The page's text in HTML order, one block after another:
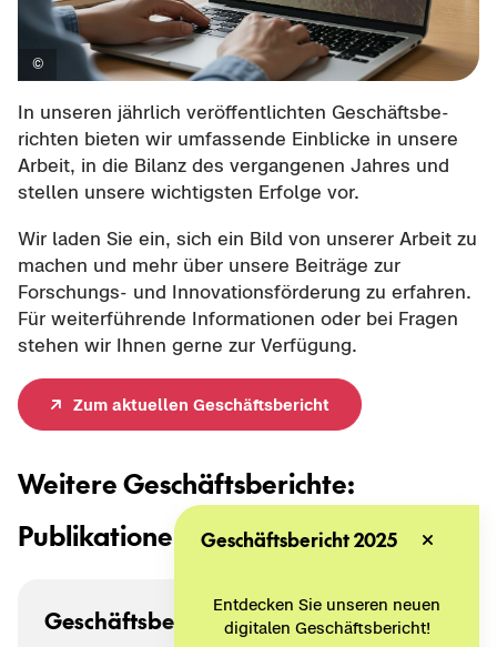
In un­se­ren jähr­lich ver­öf­fent­lich­ten Ge­schäfts­be­
rich­ten bie­ten wir um­fas­sen­de Ein­bli­cke in un­se­re
Ar­beit, in die Bi­lanz des ver­gan­ge­nen Jah­res und
stel­len un­se­re wich­tigs­ten Er­fol­ge vor.
Wir laden Sie ein, sich ein Bild von un­se­rer Ar­beit zu
ma­chen und mehr über un­se­re Bei­trä­ge zur
Forschungs-​ und In­no­va­ti­ons­för­de­rung zu er­fah­ren.
Für wei­ter­füh­ren­de In­for­ma­tio­nen oder bei Fra­gen
ste­hen wir Ihnen gerne zur Ver­fü­gung.
Zum ak­tu­el­len Ge­schäfts­be­richt
Wei­te­re Ge­schäfts­be­rich­te:
Pu­bli­ka­tio­nen
Ge­schäfts­be­richt 2024
Geschäftsbericht 2025
Entdecken Sie unseren neuen
digitalen Geschäftsbericht!